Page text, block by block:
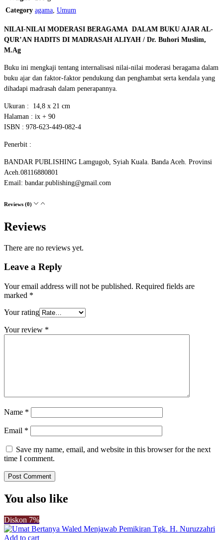
Category agama Umum
NILAI-NILAI MODERASI BERAGAMA DALAM BUKU AJAR AL-
QUR’AN HADITS DI MADRASAH ALIYAH / Dr. Buhori Muslim,
M.Ag
Buku ini mengkaji tentang internalisasi nilai-nilai moderasi beragama dalam
buku ajar dan faktor-faktor pendukung dan penghambat serta kendala yang
dihadapi madrasah dalam penerapannya.
Ukuran : 14,8 x 21 cm
Halaman : ix + 90
ISBN : 978-623-449-082-4
Penerbit :
BANDAR PUBLISHING Lamgugob, Syiah Kuala. Banda Aceh. Provinsi
Aceh.08116880801
Email: bandar.publishing@gmail.com
Reviews (0)
Reviews
There are no reviews yet.
Leave a Reply
Your email address will not be published. Required fields are
marked *
Your rating
Your review *
Name *
Email *
Save my name, email, and website in this browser for the next
time I comment.
You also like
Diskon 7%
Add to cart